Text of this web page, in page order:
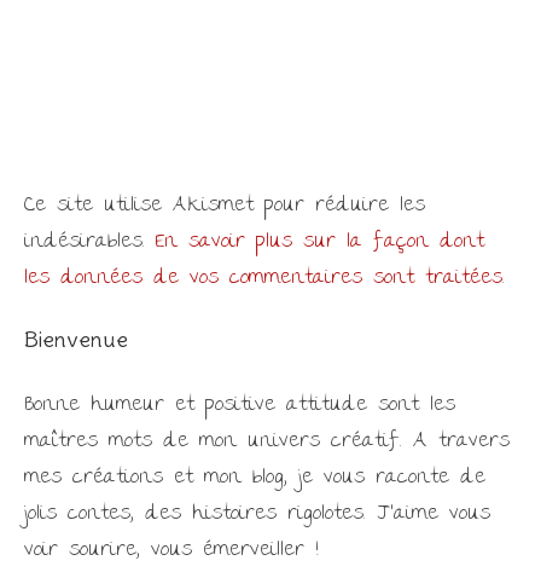
Ce site utilise Akismet pour réduire les
indésirables. En savoir plus sur la façon dont
les données de vos commentaires sont traitées.
Bienvenue
Bonne humeur et positive attitude sont les
maîtres mots de mon univers créatif. A travers
mes créations et mon blog, je vous raconte de
jolis contes, des histoires rigolotes. J'aime vous
voir sourire, vous émerveiller !